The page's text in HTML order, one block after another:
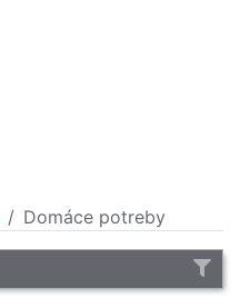
Domáce potreby